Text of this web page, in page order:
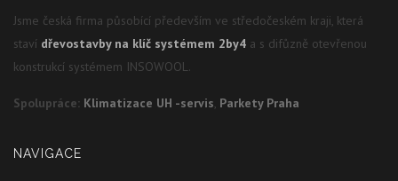
Jsme česká firma působící především ve středočeském kraji, která
staví dřevostavby na klíč systémem 2by4 a s difůzně otevřenou
konstrukcí systémem INSOWOOL.
Spolupráce: Klimatizace UH -servis, Parkety Praha
NAVIGACE